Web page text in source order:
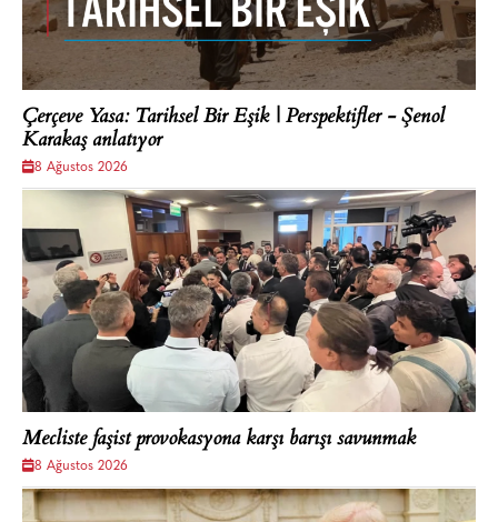
Çerçeve Yasa: Tarihsel Bir Eşik | Perspektifler - Şenol
Karakaş anlatıyor
8 Ağustos 2026
Mecliste faşist provokasyona karşı barışı savunmak
8 Ağustos 2026